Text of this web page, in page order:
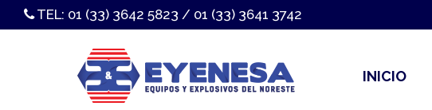
TEL: 01 (33) 3642 5823 / 01 (33) 3641 3742
INICIO